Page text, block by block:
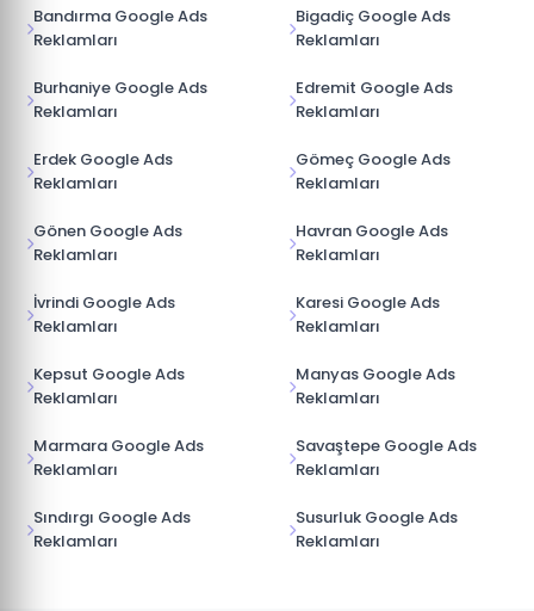
Bandırma Google Ads
Reklamları
Bigadiç Google Ads
Reklamları
Burhaniye Google Ads
Reklamları
Edremit Google Ads
Reklamları
Erdek Google Ads
Reklamları
Gömeç Google Ads
Reklamları
Gönen Google Ads
Reklamları
Havran Google Ads
Reklamları
İvrindi Google Ads
Reklamları
Karesi Google Ads
Reklamları
Kepsut Google Ads
Reklamları
Manyas Google Ads
Reklamları
Marmara Google Ads
Reklamları
Savaştepe Google Ads
Reklamları
Sındırgı Google Ads
Reklamları
Susurluk Google Ads
Reklamları